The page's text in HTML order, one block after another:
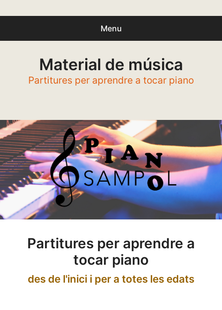
Menu
productes:
Español
Català
Inici
Presentació
Partitures
Compte
Material de música
Partitures per aprendre a tocar piano
Partitures per aprendre a
tocar piano
des de l'inici i per a totes les edats